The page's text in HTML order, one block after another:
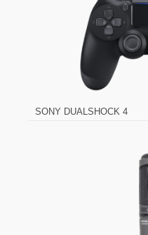
SONY DUALSHOCK 4